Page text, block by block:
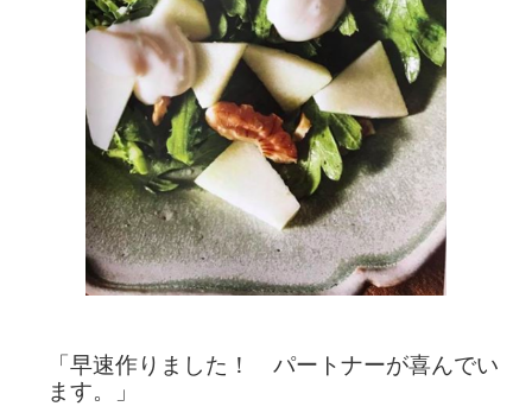
「早速作りました！ パートナーが喜んでい
ます。」